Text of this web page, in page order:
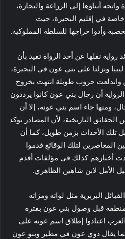
أبناؤها إلى الزراعة والتجارة،
في إقليم البحيرة، حيث
وأدوا خراجها للسلطة المملوكية.
رواية نقلها عن أحد الرواة تفيد بأن
ونزلتا على بني عون في البحيرة،
واندلعت حروب طويلة انتهت بخروج
أن رجال بني عون كانوا يرددون
ومنها جاء اسم بني عونه، إلا أن
التاريخية، لأن المصادر تؤكد
تلك الأحداث بزمن طويل، كما أن
المعاصرين لتلك الوقائع قدموا
أخبارهم كذلك في مؤلفات أقدم
الأمل لابن شاهين الظاهري.
البربرية مثل لواته ومزاته
قبل وصول بني عون بفترة
اعتادوا إطلاق اسم عونه على
يقال ذوي عون في مطير وبنو عون